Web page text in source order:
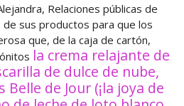
Relaciones públicas de
de sus productos para que los
que, de la caja de cartón,
la crema relajante de
de dulce de nube,
de Jour (¡la joya de